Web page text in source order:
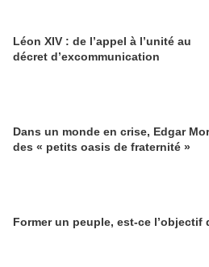
Léon XIV : de l’appel à l’unité au
décret d’excommunication
Dans un monde en crise, Edgar
des « petits oasis de fraternité »
Former un peuple, est-ce l’objectif